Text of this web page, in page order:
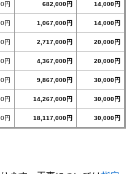
円 682,000円 14,000円
円​ 1,067,000円 14,000円
円​ 2,717,000円 20,000円
円​ 4,367,000円 20,000円
円​ 9,867,000円 30,000円
円​ 14,267,000円 30,000円
円​ 18,117,000円 30,000円